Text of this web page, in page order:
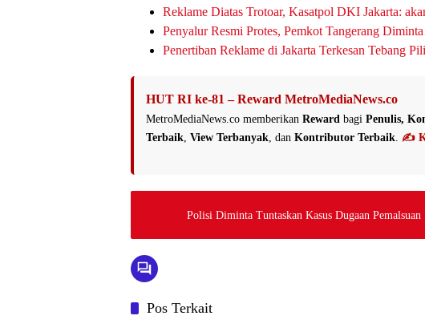
Reklame Diatas Trotoar, Kasatpol DKI Jakarta:
Penyalur Resmi Protes, Pemkot Tangerang
Penertiban Reklame di Jakarta Terkesan Tebang
HUT RI ke-81 – Reward MetroMediaNews.co
MetroMediaNews.co memberikan Reward bagi Penulis,
Terbaik, View Terbanyak, dan Kontributor Terbaik. ✍️
Polisi Diminta Tuntaskan Kasus Dugaan
Pos Terkait
Daerah